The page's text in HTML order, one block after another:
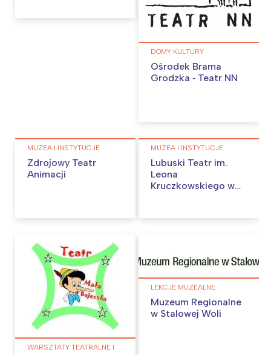
DOMY KULTURY
Ośrodek Brama
Grodzka ‐ Teatr NN
MUZEA I INSTYTUCJE
Zdrojowy Teatr
Animacji
MUZEA I INSTYTUCJE
Lubuski Teatr im.
Leona
Kruczkowskiego w
WARSZTATY TEATRALNE I
LEKCJE MUZEALNE
Muzeum Regionalne
w Stalowej Woli